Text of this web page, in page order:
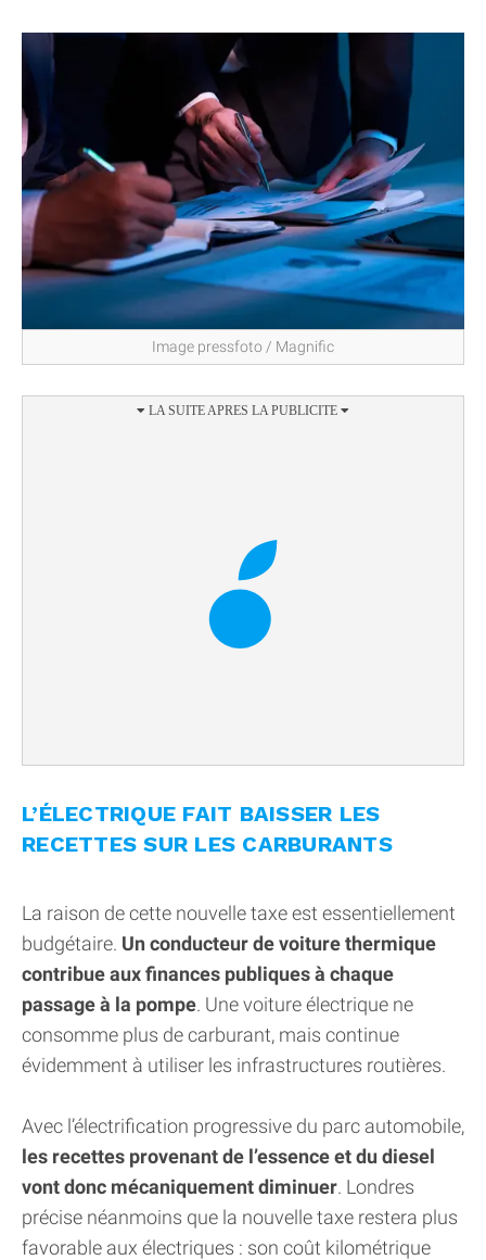
Image pressfoto / Magnific
L’ÉLECTRIQUE FAIT BAISSER LES
RECETTES SUR LES CARBURANTS
La raison de cette nouvelle taxe est essentiellement
budgétaire. Un conducteur de voiture thermique
contribue aux finances publiques à chaque
passage à la pompe. Une voiture électrique ne
consomme plus de carburant, mais continue
évidemment à utiliser les infrastructures routières.
Avec l’électrification progressive du parc automobile,
les recettes provenant de l’essence et du diesel
vont donc mécaniquement diminuer. Londres
précise néanmoins que la nouvelle taxe restera plus
favorable aux électriques : son coût kilométrique